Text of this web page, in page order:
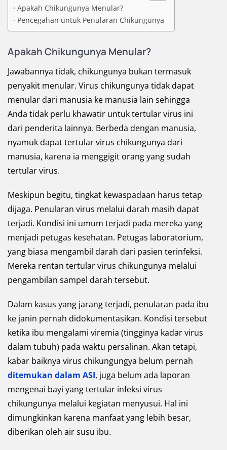
Apakah Chikungunya Menular?
Pencegahan untuk Penularan Chikungunya
Apakah Chikungunya Menular?
Jawabannya tidak, chikungunya bukan termasuk
penyakit menular. Virus chikungunya tidak dapat
menular dari manusia ke manusia lain sehingga
Anda tidak perlu khawatir untuk tertular virus ini
dari penderita lainnya. Berbeda dengan manusia,
nyamuk dapat tertular virus chikungunya dari
manusia, karena ia menggigit orang yang sudah
tertular virus.
Meskipun begitu, tingkat kewaspadaan harus tetap
dijaga. Penularan virus melalui darah masih dapat
terjadi. Kondisi ini umum terjadi pada mereka yang
menjadi petugas kesehatan. Petugas laboratorium,
yang biasa mengambil darah dari pasien terinfeksi.
Mereka rentan tertular virus chikungunya melalui
pengambilan sampel darah tersebut.
Dalam kasus yang jarang terjadi, penularan pada ibu
ke janin pernah didokumentasikan. Kondisi tersebut
ketika ibu mengalami viremia (tingginya kadar virus
dalam tubuh) pada waktu persalinan. Akan tetapi,
kabar baiknya virus chikungungya belum pernah
ditemukan dalam ASI, juga belum ada laporan
mengenai bayi yang tertular infeksi virus
chikungunya melalui kegiatan menyusui. Hal ini
dimungkinkan karena manfaat yang lebih besar,
diberikan oleh air susu ibu.